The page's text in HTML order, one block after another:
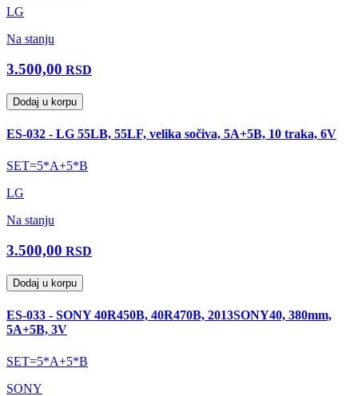
LG
Na stanju
3.500,00 RSD
Dodaj u korpu
ES-032 - LG 55LB, 55LF, velika sočiva, 5A+5B, 10 traka, 6V
SET=5*A+5*B
LG
Na stanju
3.500,00 RSD
Dodaj u korpu
ES-033 - SONY 40R450B, 40R470B, 2013SONY40, 380mm,
5A+5B, 3V
SET=5*A+5*B
SONY